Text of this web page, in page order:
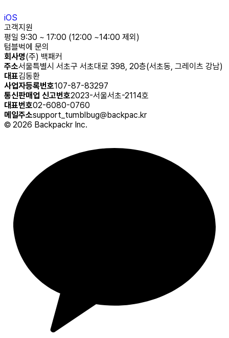
iOS
고객지원
평일 9:30 ~ 17:00 (12:00 ~14:00 제외)
텀블벅에 문의
회사명(주) 백패커
주소서울특별시 서초구 서초대로 398, 20층(서초동, 그레이츠 강남)
대표김동환
사업자등록번호107-87-83297
통신판매업 신고번호2023-서울서초-2114호
대표번호02-6080-0760
메일주소support_tumblbug@backpac.kr
© 2026 Backpackr Inc.